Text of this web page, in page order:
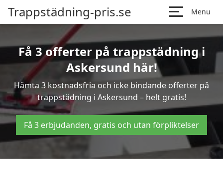
Trappstädning-pris.se Menu
Få 3 offerter på trappstädning i
Askersund här!
Hämta 3 kostnadsfria och icke bindande offerter på
trappstädning i Askersund – helt gratis!
Få 3 erbjudanden, gratis och utan förpliktelser